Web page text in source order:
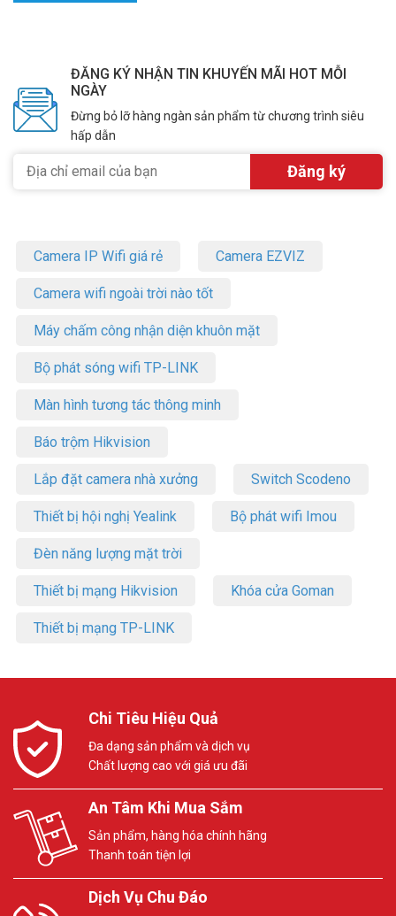
ĐĂNG KÝ NHẬN TIN KHUYẾN MÃI HOT MỖI
NGÀY
Đừng bỏ lỡ hàng ngàn sản phẩm từ chương trình siêu
hấp dẫn
Camera IP Wifi giá rẻ Camera EZVIZ
Camera wifi ngoài trời nào tốt
Máy chấm công nhận diện khuôn mặt
Bộ phát sóng wifi TP-LINK
Màn hình tương tác thông minh
Báo trộm Hikvision
Lắp đặt camera nhà xưởng Switch Scodeno
Thiết bị hội nghị Yealink Bộ phát wifi Imou
Đèn năng lượng mặt trời
Thiết bị mạng Hikvision Khóa cửa Goman
Thiết bị mạng TP-LINK
Chi Tiêu Hiệu Quả
Đa dạng sản phẩm và dịch vụ
Chất lượng cao với giá ưu đãi
An Tâm Khi Mua Sắm
Sản phẩm, hàng hóa chính hãng
Thanh toán tiện lợi
Dịch Vụ Chu Đáo